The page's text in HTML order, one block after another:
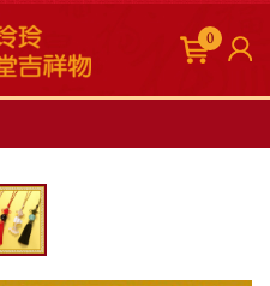
0